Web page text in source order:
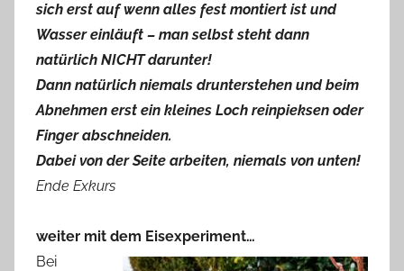
sich erst auf wenn alles fest montiert ist und
Wasser einläuft – man selbst steht dann
natürlich NICHT darunter!
Dann natürlich niemals drunterstehen und beim
Abnehmen erst ein kleines Loch reinpieksen oder
Finger abschneiden.
Dabei von der Seite arbeiten, niemals von unten!
Ende Exkurs
weiter mit dem Eisexperiment…
Bei